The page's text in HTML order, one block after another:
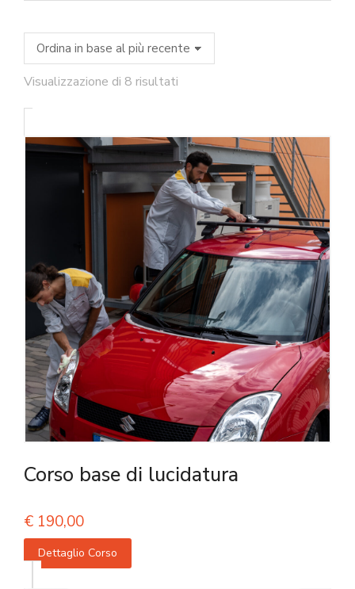
Visualizzazione di 8 risultati
Corso base di lucidatura
€ 190,00
Dettaglio Corso